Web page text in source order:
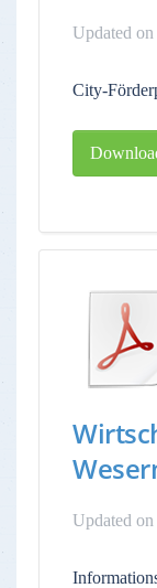
Updated
City-
Updated